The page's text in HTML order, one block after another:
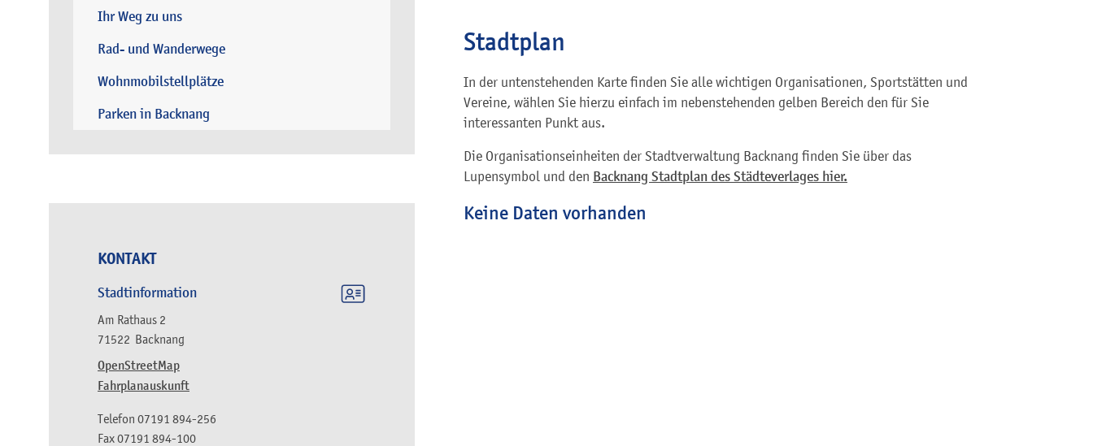
Ihr Weg zu uns
Rad- und Wanderwege
Wohnmobilstellplätze
Parken in Backnang
KONTAKT
Stadtinformation
Am Rathaus 2
71522 Backnang
OpenStreetMap
Fahrplanauskunft
Telefon 07191 894-256
Fax07191 894-100
Stadtplan
In der untenstehenden Karte finden Sie alle wichtigen Organisationen, Sportstätten und
Vereine, wählen Sie hierzu einfach im nebenstehenden gelben Bereich den für Sie
interessanten Punkt aus.
Die Organisationseinheiten der Stadtverwaltung Backnang finden Sie über das
Lupensymbol und den Backnang Stadtplan des Städteverlages hier.
Keine Daten vorhanden